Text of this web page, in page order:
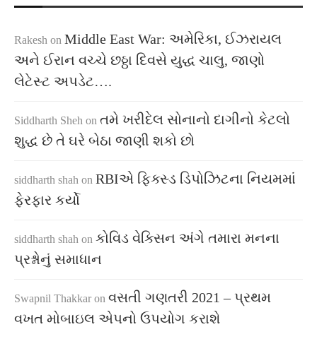
Rakesh on Middle East War: અમેરિકા, ઈઝરાયલ
અને ઈરાન વચ્ચે છઠ્ઠા દિવસે યુદ્ધ ચાલુ, જાણો
લેટેસ્ટ અપડેટ….
Siddharth Sheh on તમે ખરીદેલ સોનાનો દાગીનો કેટલો
શુદ્ધ છે તે ઘરે બેઠા જાણી શકો છો
siddharth shah on RBIએ ફિક્સ્ડ ડિપોઝિટના નિયમમાં
ફેરફાર કર્યો
siddharth shah on કોવિડ વેક્સિન અંગે તમારા મનના
પ્રશ્નોનું સમાધાન
Swapnil Thakkar on વસતી ગણતરી 2021 – પ્રથમ
વખત મોબાઇલ એપનો ઉપયોગ કરાશે